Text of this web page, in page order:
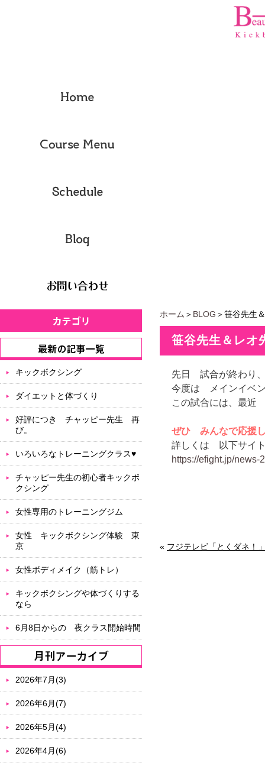
ホーム ＞ BLOG ＞笹谷先生
笹谷先生＆レ
先日 試合が終わり
今度は メインイベ
この試合には、最
ぜひ みんなで応援
詳しくは 以下サイ
https://efight.jp/news-
« フジテレビ「とくダネ！
キックボクシング
ダイエットと体づくり
好評につき チャッピー先生 再
び。
いろいろなトレーニングクラス♥
チャッピー先生の初心者キックボ
クシング
女性専用のトレーニングジム
女性 キックボクシング体験 東
京
女性ボディメイク（筋トレ）
キックボクシングや体づくりする
なら
6月8日からの 夜クラス開始時間
2026年7月(3)
2026年6月(7)
2026年5月(4)
2026年4月(6)